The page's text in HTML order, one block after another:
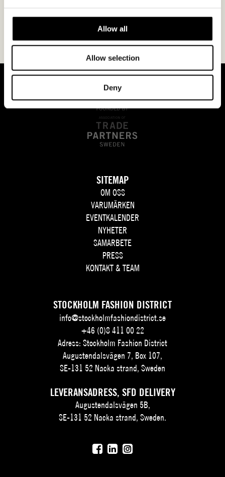
Allow all
Allow selection
Deny
SITEMAP
OM OSS
VARUMÄRKEN
EVENTKALENDER
NYHETER
SAMARBETE
PRESS
KONTAKT & TEAM
STOCKHOLM FASHION DISTRICT
info@stockholmfashiondistrict.se
+46 (0)8 411 00 22
Adress: Stockholm Fashion District
Augustendalsvägen 7, Box 107,
SE-131 52 Nacka strand, Sweden
LEVERANSADRESS, SFD DELIVERY
Augustendalsvägen 5B,
SE-131 52 Nacka strand, Sweden.